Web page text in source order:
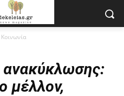
Κοινωνία
μέλλον,